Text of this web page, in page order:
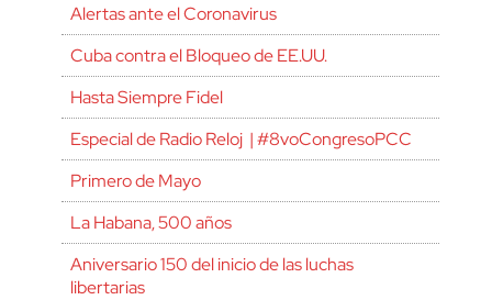
Alertas ante el Coronavirus
Cuba contra el Bloqueo de EE.UU.
Hasta Siempre Fidel
Especial de Radio Reloj | #8voCongresoPCC
Primero de Mayo
La Habana, 500 años
Aniversario 150 del inicio de las luchas
libertarias